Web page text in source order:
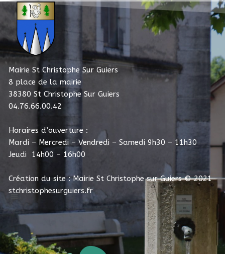
Mairie St Christophe Sur Guiers
8 place de la mairie
38380 St Christophe Sur Guiers
04.76.66.00.42
Horaires d’ouverture :
Mardi – Mercredi – Vendredi – Samedi 9h30 – 11h30
Jeudi 14h00 – 16h00
Création du site : Mairie St Christophe sur Guiers© 2021
stchristophesurguiers.fr